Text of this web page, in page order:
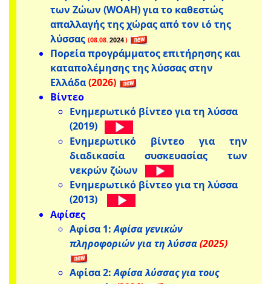
των Ζώων (WOAH) για το καθεστώς
απαλλαγής της χώρας από τον ιό της
λύσσας (08.08.2024)
Πορεία προγράμματος επιτήρησης και
καταπολέμησης της λύσσας στην
Ελλάδα(2026)
Βίντεο
Ενημερωτικό βίντεο για τη λύσσα
(2019)
Ενημερωτικό βίντεο για την
διαδικασία συσκευασίας των
νεκρών ζώων
Ενημερωτικό βίντεο για τη λύσσα
(2013)
Αφίσες
Αφίσα 1:Αφίσα γενικών
πληροφοριών για τη λύσσα(2025)
Αφίσα 2:Αφίσα λύσσας για τους